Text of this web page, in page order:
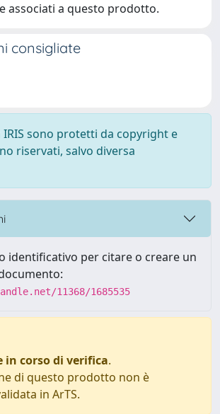
associati a questo prodotto.
consigliate
sono protetti da copyright e
riservati, salvo diversa
identificativo per citare o creare un
11368/1685535
in corso di verifica.
di questo prodotto non è
in ArTS.